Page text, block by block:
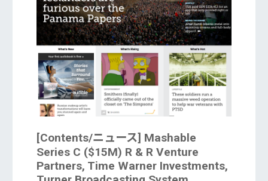
[Contents/ニュース] Mashable
Series C ($15M) R & R Venture
Partners, Time Warner Investments,